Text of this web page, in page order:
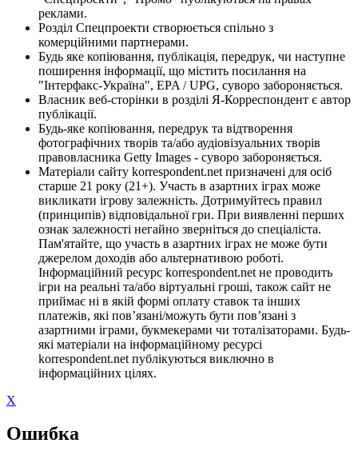
реклами.
Розділ Спецпроекти створюється спільно з
комерційними партнерами.
Будь яке копіювання, публікація, передрук, чи наступне
поширення інформації, що містить посилання на
"Інтерфакс-Україна", EPA / UPG, суворо забороняється.
Власник веб-сторінки в розділі Я-Корреспондент є автор
публікації.
Будь-яке копіювання, передрук та відтворення
фотографічних творів та/або аудіовізуальних творів
правовласника Getty Images - суворо забороняється.
Матеріали сайту korrespondent.net призначені для осіб
старше 21 року (21+). Участь в азартних іграх може
викликати ігрову залежність. Дотримуйтесь правил
(принципів) відповідальної гри. При виявленні перших
ознак залежності негайно зверніться до спеціаліста.
Пам'ятайте, що участь в азартних іграх не може бути
джерелом доходів або альтернативою роботі.
Інформаційний ресурс korrespondent.net не проводить
ігри на реальні та/або віртуальні гроші, також сайт не
приймає ні в якій формі оплату ставок та інших
платежів, які пов’язані/можуть бути пов’язані з
азартними іграми, букмекерами чи тоталізаторами. Будь-
які матеріали на інформаційному ресурсі
korrespondent.net публікуються виключно в
інформаційних цілях.
X
Ошибка